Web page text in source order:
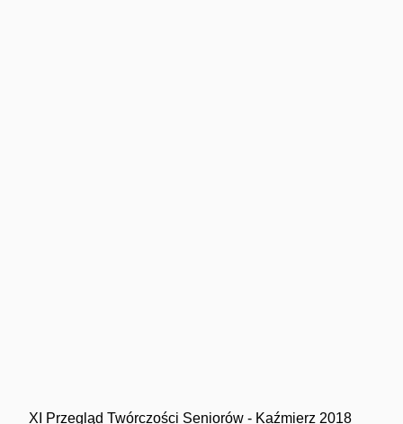
XI Przegląd Twórczości Seniorów - Kaźmierz 2018